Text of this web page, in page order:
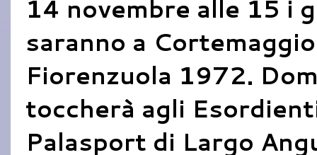
14 novembre alle 15 i
saranno a
Fiorenzuola 1972.
toccherà agli
Palasport di Largo